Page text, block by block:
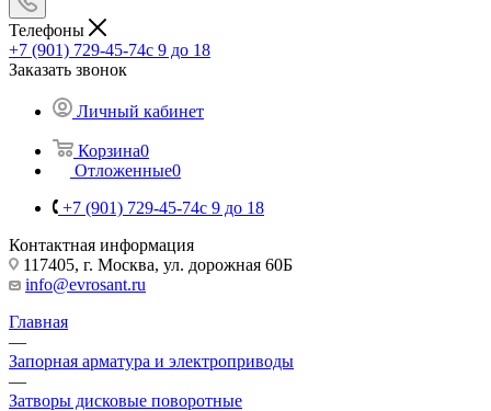
Телефоны
+7 (901) 729-45-74c 9 до 18
Заказать звонок
Личный кабинет
Корзина0
Отложенные0
+7 (901) 729-45-74c 9 до 18
Контактная информация
117405, г. Москва, ул. дорожная 60Б
info@evrosant.ru
Главная
—
Запорная арматура и электроприводы
—
Затворы дисковые поворотные